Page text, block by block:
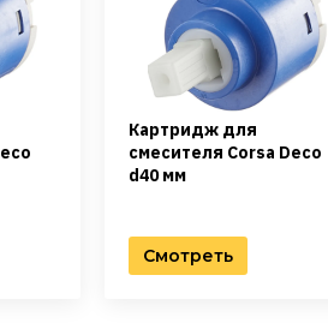
Картридж для
смесителя Corsa Deco
d40 мм
Смотреть